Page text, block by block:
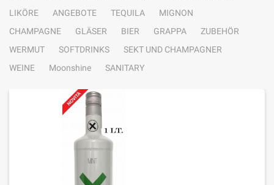
LIKÖRE
ANGEBOTE TEQUILA
MIGNON
CHAMPAGNE
GLÄSER BIER GRAPPA
ZUBEHÖR
WERMUT
SOFTDRINKS
SEKT UND CHAMPAGNER
WEINE
Moonshine SANITARY